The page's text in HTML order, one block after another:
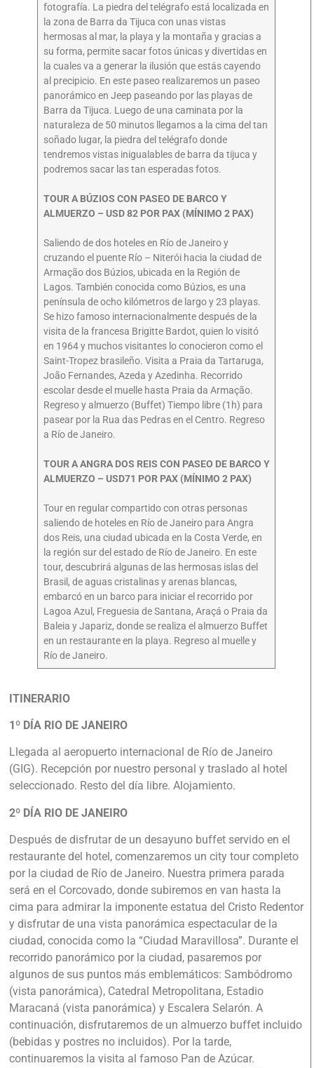
fotografía. La piedra del telégrafo está localizada en
la zona de Barra da Tijuca con unas vistas
hermosas al mar, la playa y la montaña y gracias a
su forma, permite sacar fotos únicas y divertidas en
la cuales va a generar la ilusión que estás cayendo
al precipicio. En este paseo realizaremos un paseo
panorámico en Jeep paseando por las playas de
Barra da Tijuca. Luego de una caminata por la
naturaleza de 50 minutos llegamos a la cima del tan
soñado lugar, la piedra del telégrafo donde
tendremos vistas inigualables de barra da tijuca y
podremos sacar las tan esperadas fotos.
TOUR A BÚZIOS CON PASEO DE BARCO Y
ALMUERZO – USD 82 POR PAX (MÍNIMO 2 PAX)
Saliendo de dos hoteles en Río de Janeiro y
cruzando el puente Río – Niterói hacia la ciudad de
Armação dos Búzios, ubicada en la Región de
Lagos. También conocida como Búzios, es una
península de ocho kilómetros de largo y 23 playas.
Se hizo famoso internacionalmente después de la
visita de la francesa Brigitte Bardot, quien lo visitó
en 1964 y muchos visitantes lo conocieron como el
Saint-Tropez brasileño. Visita a Praia da Tartaruga,
João Fernandes, Azeda y Azedinha. Recorrido
escolar desde el muelle hasta Praia da Armação.
Regreso y almuerzo (Buffet) Tiempo libre (1h) para
pasear por la Rua das Pedras en el Centro. Regreso
a Río de Janeiro.
TOUR A ANGRA DOS REIS CON PASEO DE BARCO Y
ALMUERZO – USD71 POR PAX (MÍNIMO 2 PAX)
Tour en regular compartido con otras personas
saliendo de hoteles en Río de Janeiro para Angra
dos Reis, una ciudad ubicada en la Costa Verde, en
la región sur del estado de Río de Janeiro. En este
tour, descubrirá algunas de las hermosas islas del
Brasil, de aguas cristalinas y arenas blancas,
embarcó en un barco para iniciar el recorrido por
Lagoa Azul, Freguesia de Santana, Araçá o Praia da
Baleia y Japariz, donde se realiza el almuerzo Buffet
en un restaurante en la playa. Regreso al muelle y
Río de Janeiro.
ITINERARIO
1º DÍA RIO DE JANEIRO
Llegada al aeropuerto internacional de Río de Janeiro
(GIG). Recepción por nuestro personal y traslado al hotel
seleccionado. Resto del día libre. Alojamiento.
2º DÍA RIO DE JANEIRO
Después de disfrutar de un desayuno buffet servido en el
restaurante del hotel, comenzaremos un city tour completo
por la ciudad de Río de Janeiro. Nuestra primera parada
será en el Corcovado, donde subiremos en van hasta la
cima para admirar la imponente estatua del Cristo Redentor
y disfrutar de una vista panorámica espectacular de la
ciudad, conocida como la “Ciudad Maravillosa”. Durante el
recorrido panorámico por la ciudad, pasaremos por
algunos de sus puntos más emblemáticos: Sambódromo
(vista panorámica), Catedral Metropolitana, Estadio
Maracaná (vista panorámica) y Escalera Selarón. A
continuación, disfrutaremos de un almuerzo buffet incluido
(bebidas y postres no incluidos). Por la tarde,
continuaremos la visita al famoso Pan de Azúcar.